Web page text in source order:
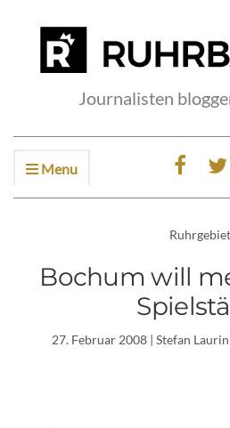
Journalisten
Menu
Ruhrgebiet
Bochum will
27. Februar 2008| Stefan Laurin